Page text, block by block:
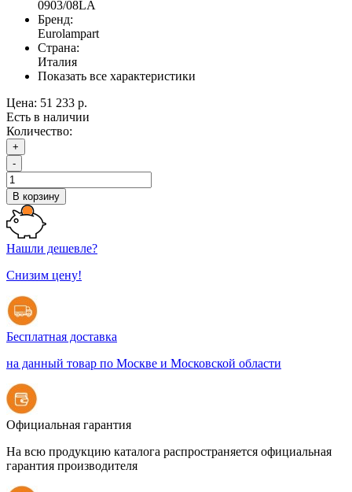
0903/08LA
Бренд:
Eurolampart
Страна:
Италия
Показать все характеристики
Цена: 51 233 р.
Есть в наличии
Количество:
+
-
В корзину
Нашли дешевле?
Снизим цену!
Бесплатная доставка
на данный товар по Москве и Московской области
Официальная гарантия
На всю продукцию каталога распространяется официальная
гарантия производителя